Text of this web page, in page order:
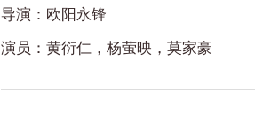
导演：欧阳永锋
演员：黄衍仁，杨萤映，莫家豪